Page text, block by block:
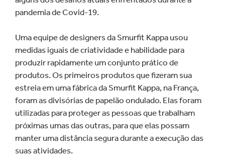
pandemia de Covid-19.
Uma equipe de designers da Smurfit Kappa usou
medidas iguais de criatividade e habilidade para
produzir rapidamente um conjunto prático de
produtos. Os primeiros produtos que fizeram sua
estreia em uma fábrica da Smurfit Kappa, na França,
foram as divisórias de papelão ondulado. Elas foram
utilizadas para proteger as pessoas que trabalham
próximas umas das outras, para que elas possam
manter uma distância segura durante a execução das
suas atividades.